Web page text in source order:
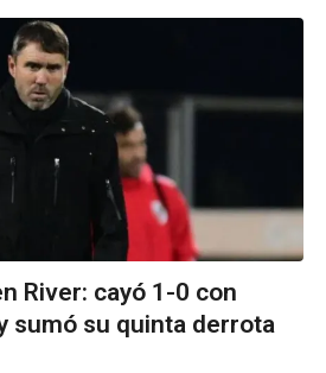
River: cayó 1-0 con
sumó su quinta derrota